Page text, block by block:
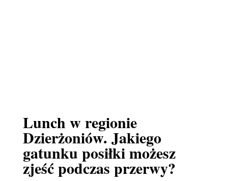
Lunch w regionie
Dzierżoniów. Jakiego
gatunku posiłki możesz
zjeść podczas przerwy?